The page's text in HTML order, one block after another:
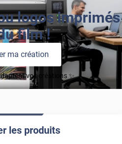
logos imprimés
film !
ma création
vos créations ✨
les produits